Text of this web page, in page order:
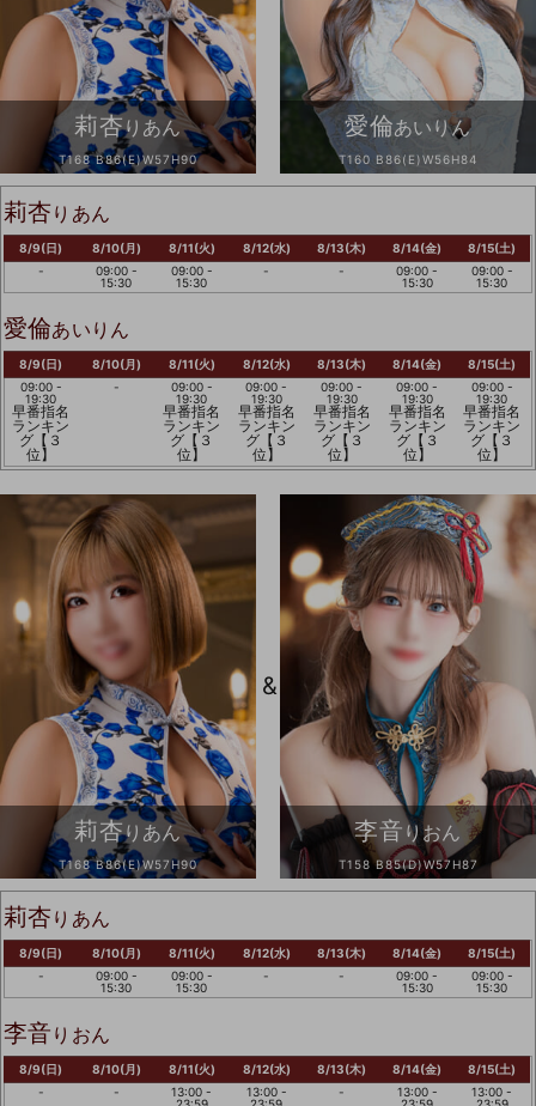
莉杏りあん
T168 B86(E)W57H90
愛倫あいりん
T160 B86(E)W56H84
莉杏りあん
8/9(日)
-
8/10(月)
09:00 -
15:30
8/11(火)
09:00 -
15:30
8/12(水)
-
8/13(木)
-
8/14(金)
09:00 -
15:30
8/15(土)
09:00 -
15:30
愛倫あいりん
8/9(日)
09:00 -
19:30
早番指名
ランキン
グ【３
位】
8/10(月)
-
8/11(火)
09:00 -
19:30
早番指名
ランキン
グ【３
位】
8/12(水)
09:00 -
19:30
早番指名
ランキン
グ【３
位】
8/13(木)
09:00 -
19:30
早番指名
ランキン
グ【３
位】
8/14(金)
09:00 -
19:30
早番指名
ランキン
グ【３
位】
8/15(土)
09:00 -
19:30
早番指名
ランキン
グ【３
位】
莉杏りあん
T168 B86(E)W57H90
&
李音 りおん
T158 B85(D)W57H87
莉杏りあん
8/9(日)
-
8/10(月)
09:00 -
15:30
8/11(火)
09:00 -
15:30
8/12(水)
-
8/13(木)
-
8/14(金)
09:00 -
15:30
8/15(土)
09:00 -
15:30
李音 りおん
8/9(日)
-
8/10(月)
-
8/11(火)
13:00 -
8/12(水)
13:00 -
8/13(木)
-
8/14(金)
13:00 -
8/15(土)
13:00 -